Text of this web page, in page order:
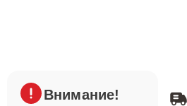
Внимание!